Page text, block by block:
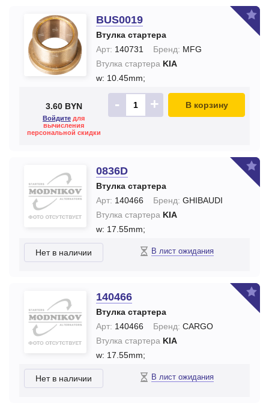
BUS0019
Втулка стартера
Арт: 140731 Бренд: MFG
Втулка стартера KIA
w: 10.45mm;
3.60 BYN
Войдите для
вычисления
персональной скидки
- + В корзину
0836D
Втулка стартера
Арт: 140466 Бренд: GHIBAUDI
Втулка стартера KIA
w: 17.55mm;
Нет в наличии В лист ожидания
140466
Втулка стартера
Арт: 140466 Бренд: CARGO
Втулка стартера KIA
w: 17.55mm;
Нет в наличии В лист ожидания